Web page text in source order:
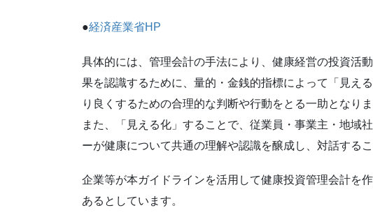
●経済産業省HP
具体的には、管理会計の手法により、健康経営の投資活
果を認識するために、量的・金銭的指標によって「見え
り良くするための合理的な判断や行動をとる一助となりま
また、「見える化」することで、従業員・事業主・地域
ーが健康について共通の理解や認識を醸成し、対話する
企業等が本ガイドラインを活用して健康投資管理会計を
あるとしています。